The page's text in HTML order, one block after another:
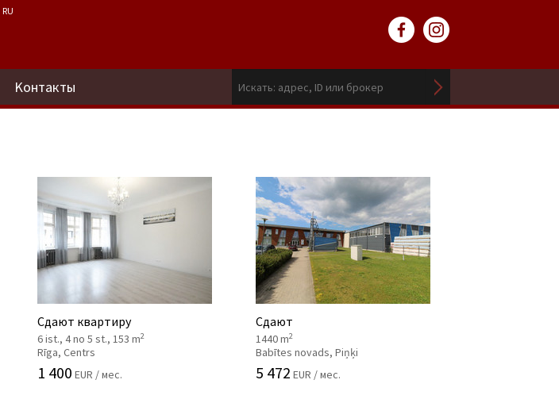
RU
Kонтакты
Сдают квартиру
6 ist., 4 no 5 st., 153 m2
Rīga, Centrs
1 400 EUR / мес.
Сдают
1440 m2
Babītes novads, Piņķi
5 472 EUR / мес.